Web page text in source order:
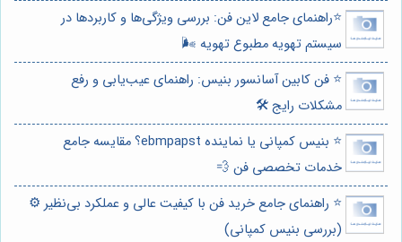
⭐️راهنمای جامع لاین فن: بررسی ویژگی‌ها و کاربردها در
سیستم تهویه مطبوع تهویه 🌬️
⭐️ فن کابین آسانسور بنیس: راهنمای عیب‌یابی و رفع
مشکلات رایج 🛠️
⭐️ بنیس کمپانی یا نماینده ebmpapst؟ مقایسه جامع
خدمات تخصصی فن 💨
⭐️ راهنمای جامع خرید فن با کیفیت عالی و عملکرد بی‌نظیر ⚙️
(بررسی بنیس کمپانی)